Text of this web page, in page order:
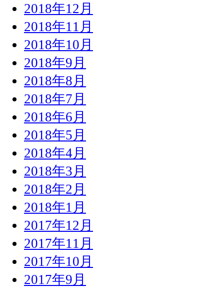
2018年12月
2018年11月
2018年10月
2018年9月
2018年8月
2018年7月
2018年6月
2018年5月
2018年4月
2018年3月
2018年2月
2018年1月
2017年12月
2017年11月
2017年10月
2017年9月